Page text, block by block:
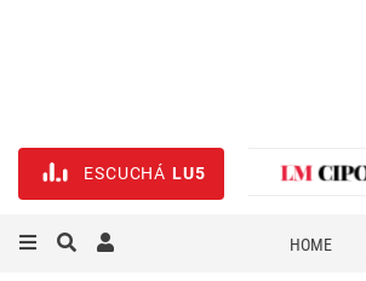
ESCUCHÁ LU5
HOME